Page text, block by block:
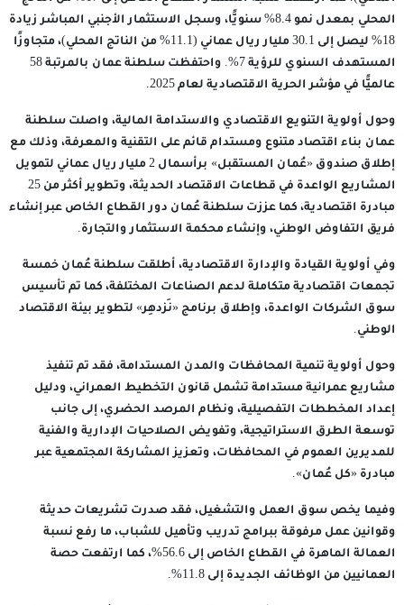
المحلي بمعدل نمو 8.4% سنويًّا، وسجل الاستثمار الأجنبي المباشر زيادة
18% ليصل إلى 30.1 مليار ريال عماني (11.1% من الناتج المحلي)، متجاوزًا
المستهدف السنوي للرؤية 7%. واحتفظت سلطنة عمان بالمرتبة 58
عالميًّا في مؤشر الحرية الاقتصادية لعام 2025.
وحول أولوية التنويع الاقتصادي والاستدامة المالية، واصلت سلطنة
عمان بناء اقتصاد متنوع ومستدام قائم على التقنية والمعرفة، وذلك مع
إطلاق صندوق «عُمان المستقبل» برأسمال 2 مليار ريال عماني لتمويل
المشاريع الواعدة في قطاعات الاقتصاد الحديثة، وتطوير أكثر من 25
مبادرة اقتصادية، كما عززت سلطنة عُمان دور القطاع الخاص عبر إنشاء
فريق التفاوض الوطني، وإنشاء محكمة الاستثمار والتجارة.
وفي أولوية القيادة والإدارة الاقتصادية، أطلقت سلطنة عُمان خمسة
تجمعات اقتصادية متكاملة لدعم الصناعات المختلفة، كما تم تأسيس
سوق الشركات الواعدة، وإطلاق برنامج «نَزدهِر» لتطوير بيئة الاقتصاد
الوطني.
وحول أولوية تنمية المحافظات والمدن المستدامة، فقد تم تنفيذ
مشاريع عمرانية مستدامة تشمل قانون التخطيط العمراني، ودليل
إعداد المخططات التفصيلية، ونظام المرصد الحضري، إلى جانب
توسعة الطرق الاستراتيجية، وتفويض الصلاحيات الإدارية والفنية
للمديرين العموم في المحافظات، وتعزيز المشاركة المجتمعية عبر
مبادرة «كل عُمان».
وفيما يخص سوق العمل والتشغيل، فقد صدرت تشريعات حديثة
وقوانين عمل مرفوقة ببرامج تدريب وتأهيل للشباب، ما رفع نسبة
العمالة الماهرة في القطاع الخاص إلى 56.6%، كما ارتفعت حصة
العمانيين من الوظائف الجديدة إلى 11.8%.